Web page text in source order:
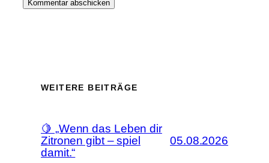
WEITERE BEITRÄGE
🍋 „Wenn das Leben dir
Zitronen gibt – spiel
damit.“
05.08.2026